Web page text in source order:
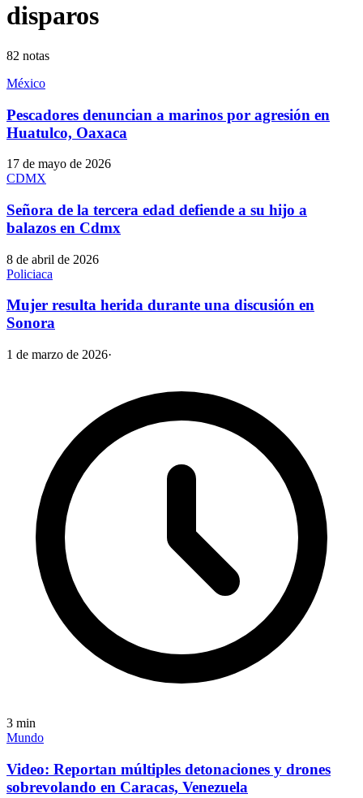
disparos
82 notas
México
Pescadores denuncian a marinos por agresión en
Huatulco, Oaxaca
17 de mayo de 2026
CDMX
Señora de la tercera edad defiende a su hijo a
balazos en Cdmx
8 de abril de 2026
Policiaca
Mujer resulta herida durante una discusión en
Sonora
1 de marzo de 2026·
3 min
Mundo
Video: Reportan múltiples detonaciones y drones
sobrevolando en Caracas, Venezuela